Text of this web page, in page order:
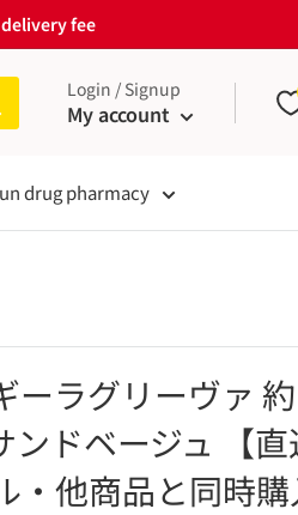
fee
Login / Signup
My account
drug pharmacy
ーラグリーヴァ 約
ドベージュ 【直
・他商品と同時